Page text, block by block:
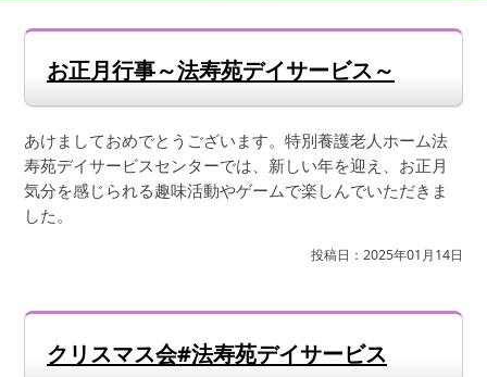
お正月行事～法寿苑デイサービス～
あけましておめでとうございます。特別養護老人ホーム法
寿苑デイサービスセンターでは、新しい年を迎え、お正月
気分を感じられる趣味活動やゲームで楽しんでいただきま
した。
投稿日：2025年01月14日
クリスマス会#法寿苑デイサービス